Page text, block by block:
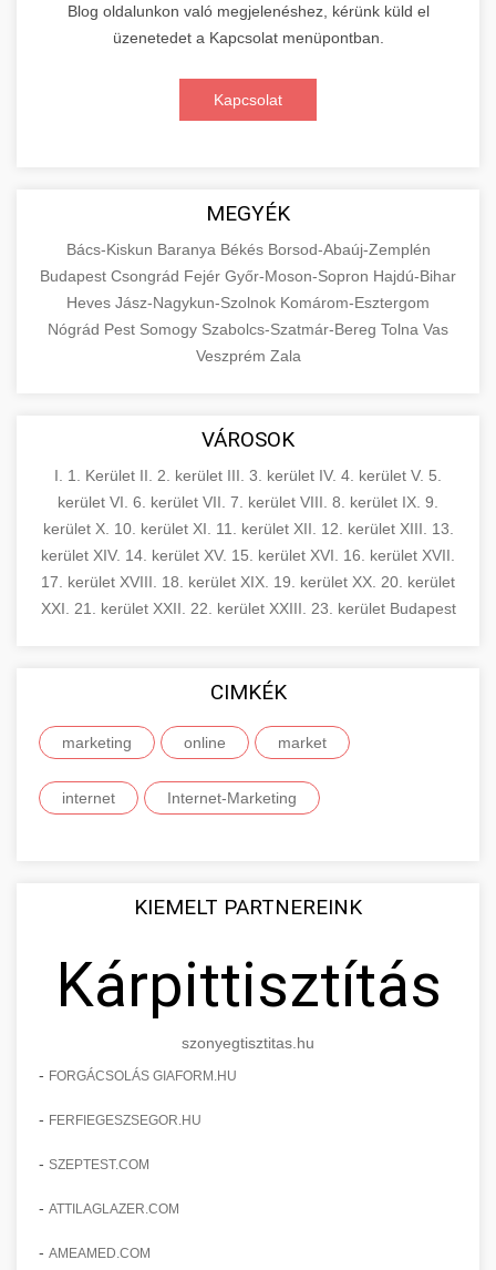
Blog oldalunkon való megjelenéshez, kérünk küld el
üzenetedet a Kapcsolat menüpontban.
Kapcsolat
MEGYÉK
Bács-Kiskun Baranya Békés Borsod-Abaúj-Zemplén
Budapest Csongrád Fejér Győr-Moson-Sopron Hajdú-Bihar
Heves Jász-Nagykun-Szolnok Komárom-Esztergom
Nógrád Pest Somogy Szabolcs-Szatmár-Bereg Tolna Vas
Veszprém Zala
VÁROSOK
I. 1. Kerület II. 2. kerület III. 3. kerület IV. 4. kerület V. 5.
kerület VI. 6. kerület VII. 7. kerület VIII. 8. kerület IX. 9.
kerület X. 10. kerület XI. 11. kerület XII. 12. kerület XIII. 13.
kerület XIV. 14. kerület XV. 15. kerület XVI. 16. kerület XVII.
17. kerület XVIII. 18. kerület XIX. 19. kerület XX. 20. kerület
XXI. 21. kerület XXII. 22. kerület XXIII. 23. kerület Budapest
CIMKÉK
marketing online market
internet Internet-Marketing
KIEMELT PARTNEREINK
Kárpittisztítás
szonyegtisztitas.hu
- FORGÁCSOLÁS GIAFORM.HU
- FERFIEGESZSEGOR.HU
- SZEPTEST.COM
- ATTILAGLAZER.COM
- AMEAMED.COM